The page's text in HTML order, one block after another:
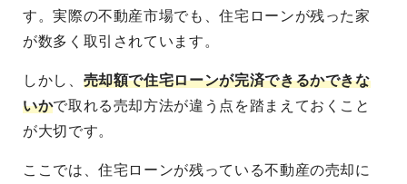
す。実際の不動産市場でも、住宅ローンが残った家
が数多く取引されています。
しかし、 売却額で住宅ローンが完済できるかできな
いかで取れる売却方法が違う点を踏まえておくこと
が大切です。
ここでは、住宅ローンが残っている不動産の売却に